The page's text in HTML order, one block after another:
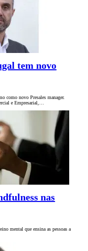
tem novo
como novo Presales manager.
e Empresarial,…
nas
mental que ensina as pessoas a